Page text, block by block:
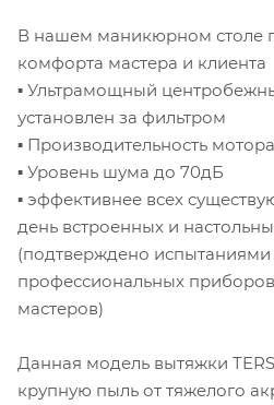
В нашем маникюрном столе
комфорта мастера и клиента
▪ Ультрамощный
установлен за фильтром
▪ Производительность
▪ Уровень шума до 70дБ
▪ эффективнее всех
день встроенных и
(подтверждено
профессиональных
мастеров)
Данная модель вытяжки
крупную пыль от тяжелого